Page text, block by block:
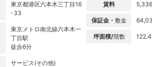
東京都港区六本木三丁目16
-33
東京メトロ南北線六本木一
丁目駅
徒歩6分
サービス(その他)
賃料
保証金・敷金
坪面積/階数